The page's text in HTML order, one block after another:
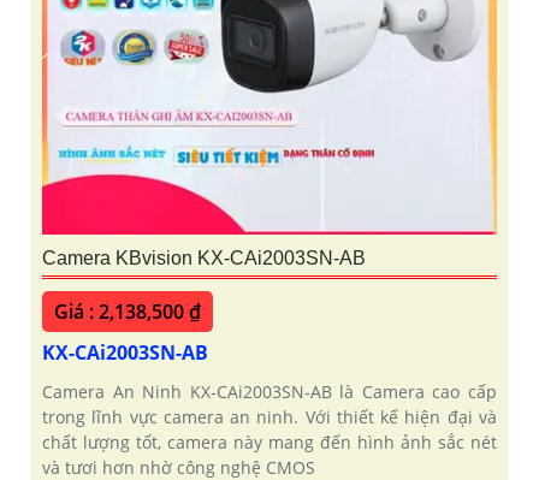
Camera KBvision KX-CAi2003SN-AB
Giá : 2,138,500 ₫
KX-CAi2003SN-AB
Camera An Ninh KX-CAi2003SN-AB là Camera cao cấp
trong lĩnh vực camera an ninh. Với thiết kế hiện đại và
chất lượng tốt, camera này mang đến hình ảnh sắc nét
và tươi hơn nhờ công nghệ CMOS